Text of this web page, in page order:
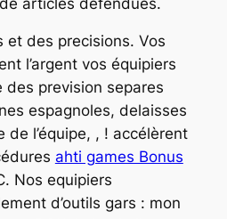
et des precisions. Vos
l’argent vos équipiers
des prevision separes
espagnoles, delaisses
de l’équipe, , ! accélèrent
ahti games Bonus
Nos equipiers
d’outils gars : mon